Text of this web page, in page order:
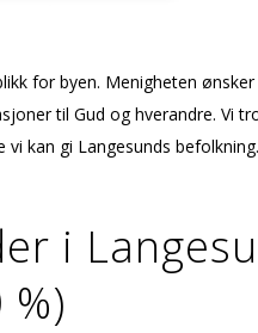
for byen. Menigheten
til Gud og hverandre. Vi
kan gi Langesunds befolkning.
i